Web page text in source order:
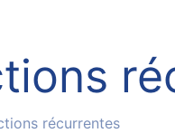
récurrentes